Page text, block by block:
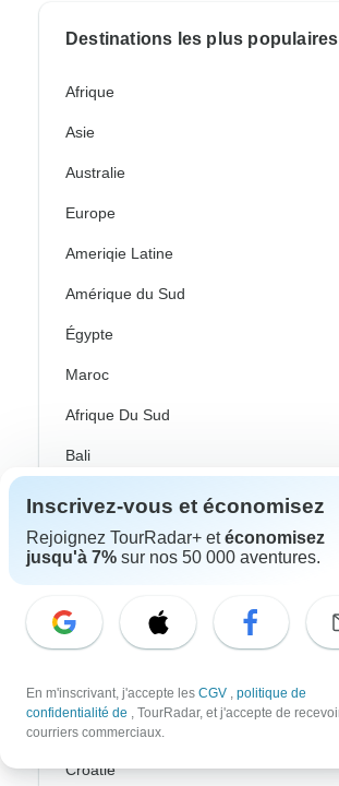
Destinations les plus populaires
Afrique
Asie
Australie
Europe
Ameriqie Latine
Amérique du Sud
Égypte
Maroc
Afrique Du Sud
Bali
Chine
Inde
Japon
Nouvelle-Zélande
Sri Lanka
Thaïlande
Vietnam
Croatie
Inscrivez-vous et économisez
Rejoignez TourRadar+ etéconomisez
jusqu'à 7% sur nos 50 000 aventures.
En m'inscrivant, j'accepte les CGV , politique de
confidentialité de , TourRadar, et j'accepte de
courriers commerciaux.